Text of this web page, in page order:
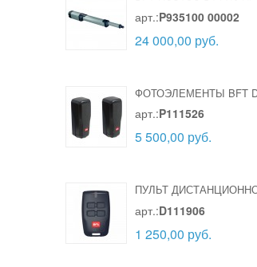
арт.:P935100 00002
24 000,00 руб.
ФОТОЭЛЕМЕНТЫ BFT
арт.:P111526
5 500,00 руб.
ПУЛЬТ
арт.:D111906
1 250,00 руб.